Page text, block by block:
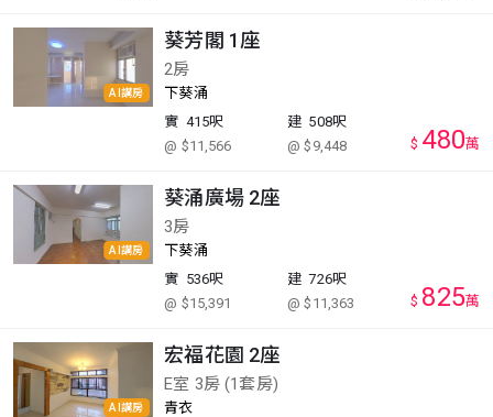
AI講房
葵芳閣 1座
2房
下葵涌
實 415呎
@ $11,566
建 508呎
@ $9,448
$ 480萬
AI講房
葵涌廣場 2座
3房
下葵涌
實 536呎
@ $15,391
建 726呎
@ $11,363
$ 825萬
AI講房
宏福花園 2座
E室 3房 (1套房)
青衣